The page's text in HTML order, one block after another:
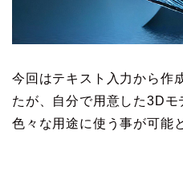
今回はテキスト入力から作
たが、自分で用意した3D
色々な用途に使う事が可能